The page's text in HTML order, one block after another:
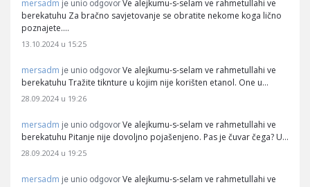
mersadm je unio odgovor Ve alejkumu-s-selam ve rahmetullahi ve
berekatuhu Za bračno savjetovanje se obratite nekome koga lično
poznajete.…
13.10.2024 u 15:25
mersadm je unio odgovor Ve alejkumu-s-selam ve rahmetullahi ve
berekatuhu Tražite tiknture u kojim nije korišten etanol. One u…
28.09.2024 u 19:26
mersadm je unio odgovor Ve alejkumu-s-selam ve rahmetullahi ve
berekatuhu Pitanje nije dovoljno pojašenjeno. Pas je čuvar čega? U…
28.09.2024 u 19:25
mersadm je unio odgovor Ve alejkumu-s-selam ve rahmetullahi ve